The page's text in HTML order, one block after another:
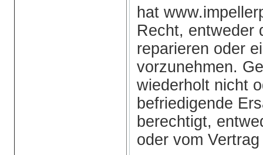
hat
Recht, entweder
reparieren oder
vorzunehmen.
wiederholt nicht
befriedigende
berechtigt,
oder vom